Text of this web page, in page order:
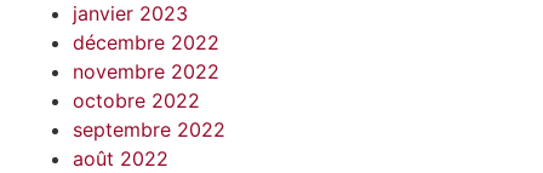
janvier 2023
décembre 2022
novembre 2022
octobre 2022
septembre 2022
août 2022